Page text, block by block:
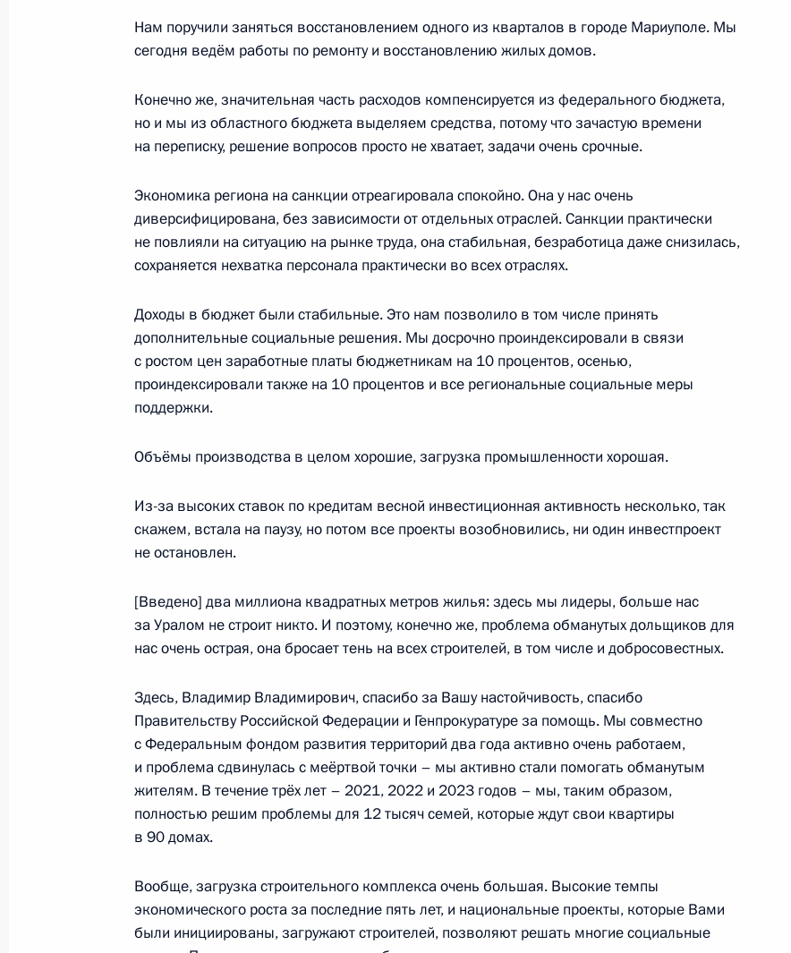
8 февраля 2018 года, 12:30
Владимир Путин прибыл в Новосибирск
7 февраля 2018 года, 20:00
Поездка в Новосибирск
7 − 8 февраля 2018 года
Встреча с Андреем Травниковым
6 октября 2017 года, 12:55
Показать предыдущие материалы
26 июля 2026 года
Разделы сайта
Президента
России
События
Структура
Документы
Контакты
Поиск
ресурсы
Президента России
Президент России
символика
Обратиться к Президенту
Президент России —
сетевые ресурсы
Президента России
MAX
Telegram-канал
YouTube
Правовая и
техническая
информация
О портале
данных пользователей
Написать в редакцию
Нам поручили заняться восстановлением одного из кварталов в городе Мариуполе. Мы
сегодня ведём работы по ремонту и восстановлению жилых домов.
Конечно же, значительная часть расходов компенсируется из федерального бюджета,
но и мы из областного бюджета выделяем средства, потому что зачастую времени
на переписку, решение вопросов просто не хватает, задачи очень срочные.
Экономика региона на санкции отреагировала спокойно. Она у нас очень
диверсифицирована, без зависимости от отдельных отраслей. Санкции практически
не повлияли на ситуацию на рынке труда, она стабильная, безработица даже снизилась,
сохраняется нехватка персонала практически во всех отраслях.
Доходы в бюджет были стабильные. Это нам позволило в том числе принять
дополнительные социальные решения. Мы досрочно проиндексировали в связи
с ростом цен заработные платы бюджетникам на 10 процентов, осенью,
проиндексировали также на 10 процентов и все региональные социальные меры
поддержки.
Объёмы производства в целом хорошие, загрузка промышленности хорошая.
Из-за высоких ставок по кредитам весной инвестиционная активность несколько, так
скажем, встала на паузу, но потом все проекты возобновились, ни один инвестпроект
не остановлен.
[Введено] два миллиона квадратных метров жилья: здесь мы лидеры, больше нас
за Уралом не строит никто. И поэтому, конечно же, проблема обманутых дольщиков для
нас очень острая, она бросает тень на всех строителей, в том числе и добросовестных.
Здесь, Владимир Владимирович, спасибо за Вашу настойчивость, спасибо
Правительству Российской Федерации и Генпрокуратуре за помощь. Мы совместно
с Федеральным фондом развития территорий два года активно очень работаем,
и проблема сдвинулась с меёртвой точки – мы активно стали помогать обманутым
жителям. В течение трёх лет – 2021, 2022 и 2023 годов – мы, таким образом,
полностью решим проблемы для 12 тысяч семей, которые ждут свои квартиры
в 90 домах.
Вообще, загрузка строительного комплекса очень большая. Высокие темпы
экономического роста за последние пять лет, и национальные проекты, которые Вами
были инициированы, загружают строителей, позволяют решать многие социальные